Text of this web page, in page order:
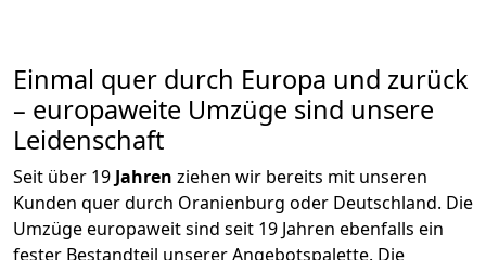
Einmal quer durch Europa und zurück
– europaweite Umzüge sind unsere
Leidenschaft
Seit über 19 Jahren ziehen wir bereits mit unseren
Kunden quer durch Oranienburg oder Deutschland. Die
Umzüge europaweit sind seit 19 Jahren ebenfalls ein
fester Bestandteil unserer Angebotspalette. Die